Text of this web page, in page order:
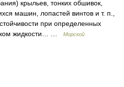
крыльев, тонких обшивок,
машин, лопастей винтов и т. п.,
при определенных
жидкости… …
Морской